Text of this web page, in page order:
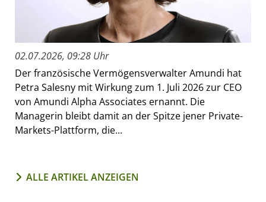
02.07.2026, 09:28 Uhr
Der französische Vermögensverwalter Amundi hat
Petra Salesny mit Wirkung zum 1. Juli 2026 zur CEO
von Amundi Alpha Associates ernannt. Die
Managerin bleibt damit an der Spitze jener Private-
Markets-Plattform, die...
ALLE ARTIKEL ANZEIGEN